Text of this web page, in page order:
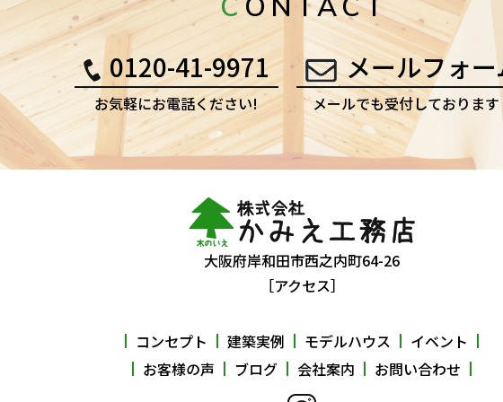
0120-41-9971
お気軽にお電話ください!
メールフォー
メールでも受付しております
大阪府岸和田市西之内町64-26
［アクセス］
コンセプト 建築実例 モデルハウス
イベント
お客様の声
ブログ 会社案内 お問い合わせ